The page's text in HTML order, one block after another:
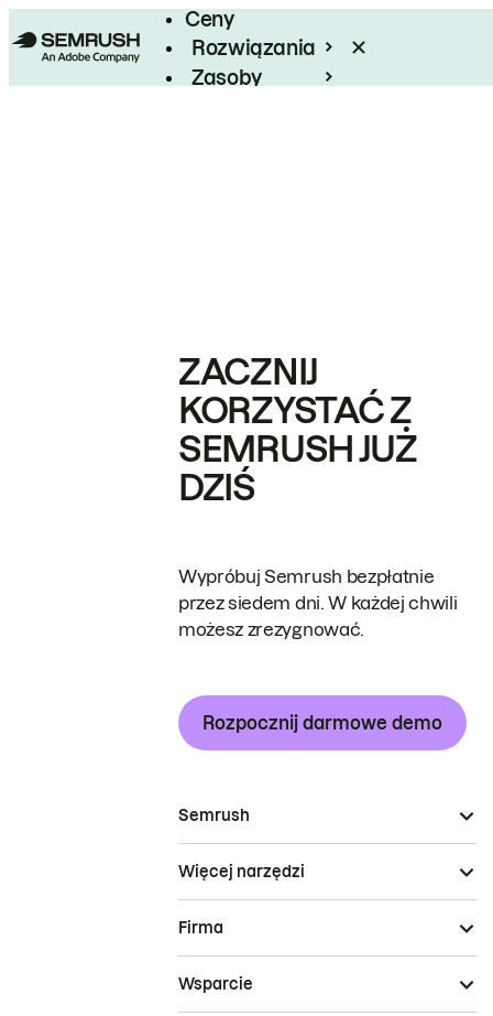
Ceny
Rozwiązania
Zasoby
ZACZNIJ
KORZYSTAĆ Z
SEMRUSH JUŻ
DZIŚ
Wypróbuj Semrush bezpłatnie
przez siedem dni. W każdej chwili
możesz zrezygnować.
Rozpocznij darmowe demo
Semrush
Więcej narzędzi
Firma
Wsparcie